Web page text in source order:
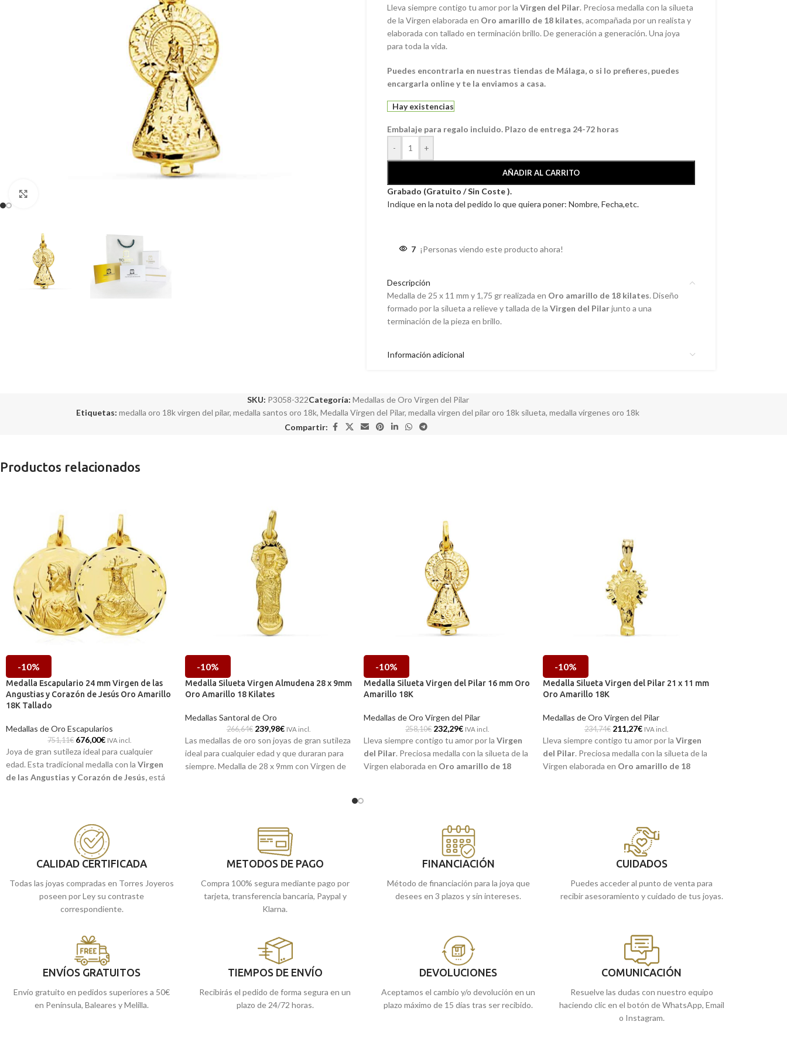
Lleva siempre contigo tu amor por la Virgen del Pilar. Preciosa medalla con la silueta
de la Virgen elaborada en Oro amarillo de 18 kilates, acompañada por un realista y
elaborada con tallado en terminación brillo. De generación a generación. Una joya
para toda la vida.
Puedes encontrarla en nuestras tiendas de Málaga, o si lo prefieres, puedes
encargarla online y te la enviamos a casa.
Hay existencias
Embalaje para regalo incluido. Plazo de entrega 24-72 horas
-
+
AÑADIR AL CARRITO
Grabado (Gratuito / Sin Coste ).
Indique en la nota del pedido lo que quiera poner: Nombre, Fecha,etc.
7 ¡Personas viendo este producto ahora!
Descripción
Medalla de 25 x 11 mm y 1,75 gr realizada en Oro amarillo de 18 kilates. Diseño
formado por la silueta a relieve y tallada de la Virgen del Pilarjunto a una
terminación de la pieza en brillo.
Información adicional
SKU: P3058-322Categoría: Medallas de Oro Virgen del Pilar
Etiquetas: medalla oro 18k virgen del pilar, medalla santos oro 18k, Medalla Virgen del Pilar, medalla virgen del pilar oro 18k silueta, medalla vírgenes oro 18k
Compartir:
Productos relacionados
-10%
Medalla Escapulario 24 mm Virgen de las
Angustias y Corazón de Jesús Oro Amarillo
18K Tallado
Medallas de Oro Escapularios
751,11€ 676,00€ IVA incl.
Joya de gran sutileza ideal para cualquier
edad. Esta tradicional medalla con la Virgen
de las Angustias y Corazón de Jesús,está
Recógela en nuestras tiendas de Málaga, o
cómprala online y te la enviamos a casa.
-10%
Medalla Silueta Virgen Almudena 28 x 9mm
Oro Amarillo 18 Kilates
Medallas Santoral de Oro
266,64€ 239,98€ IVA incl.
Las medallas de oro son joyas de gran sutileza
ideal para cualquier edad y que duraran para
siempre. Medalla de 28 x 9mm con Virgen de
-10%
Medalla Silueta Virgen del Pilar 16 mm Oro
Amarillo 18K
Medallas de Oro Virgen del Pilar
258,10€ 232,29€ IVA incl.
Lleva siempre contigo tu amor por la Virgen
del Pilar. Preciosa medalla con la silueta de la
Virgen elaborada en Oro amarillo de 18
Puedes encontrarla en nuestras tiendas
de Málaga, o si lo prefieres, puedes
encargarla online y te la enviamos a casa.
-10%
Medalla Silueta Virgen del Pilar 21 x 11 mm
Oro Amarillo 18K
Medallas de Oro Virgen del Pilar
234,74€ 211,27€ IVA incl.
Lleva siempre contigo tu amor por la Virgen
del Pilar. Preciosa medalla con la silueta de la
Virgen elaborada en Oro amarillo de 18
Puedes encontrarla en nuestras tiendas
de Málaga, o si lo prefieres, puedes
encargarla online y te la enviamos a casa.
CALIDAD CERTIFICADA
Todas las joyas compradas en Torres Joyeros
poseen por Ley su contraste
correspondiente.
METODOS DE PAGO
Compra 100% segura mediante pago por
tarjeta, transferencia bancaria, Paypal y
Klarna.
FINANCIACIÓN
Método de financiación para la joya que
desees en 3 plazos y sin intereses.
CUIDADOS
Puedes acceder al punto de venta para
recibir asesoramiento y cuidado de tus joyas.
ENVÍOS GRATUITOS
Envío gratuito en pedidos superiores a 50€
en Península, Baleares y Melilla.
TIEMPOS DE ENVÍO
Recibirás el pedido de forma segura en un
plazo de 24/72 horas.
DEVOLUCIONES
Aceptamos el cambio y/o devolución en un
plazo máximo de 15 días tras ser recibido.
COMUNICACIÓN
Resuelve las dudas con nuestro equipo
haciendo clic en el botón de WhatsApp, Email
o Instagram.